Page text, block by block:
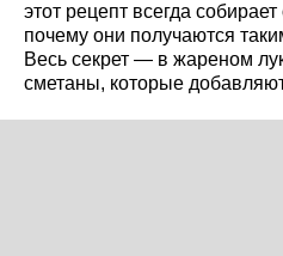
этот рецепт всегда
почему они получаются
Весь секрет — в жареном
сметаны, которые